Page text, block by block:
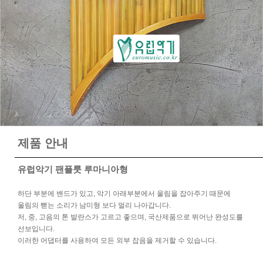
제품 안내
유럽악기 팬플룻 루마니아형
하단 부분에 밴드가 있고, 악기 아래부분에서 울림을 잡아주기 때문에
울림의 뻗는 소리가 남미형 보다 멀리 나아갑니다.
저, 중, 고음의 톤 발란스가 고르고 좋으며, 국산제품으로 뛰어난 완성도를
선보입니다.
이러한 어댑터를 사용하여 모든 외부 잡음을 제거할 수 있습니다.